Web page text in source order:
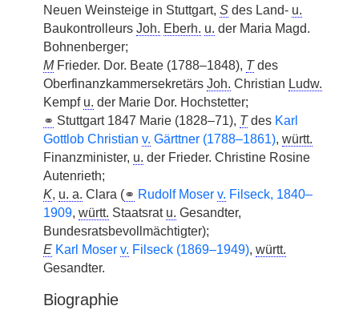
Neuen Weinsteige in Stuttgart, S des Land- u.
Baukontrolleurs Joh. Eberh. u. der Maria Magd.
Bohnenberger;
MFrieder. Dor. Beate (1788–1848), Tdes
Oberfinanzkammersekretärs Joh. Christian Ludw.
Kempf u. der Marie Dor. Hochstetter;
⚭ Stuttgart 1847 Marie (1828–71), Tdes Karl
Gottlob Christian v. Gärttner (1788–1861), württ.
Finanzminister, u. der Frieder. Christine Rosine
Autenrieth;
K, u. a. Clara (⚭ Rudolf Moser v. Filseck, 1840–
1909, württ. Staatsrat u. Gesandter,
Bundesratsbevollmächtigter);
E Karl Moser v. Filseck (1869–1949), württ.
Gesandter.
Biographie